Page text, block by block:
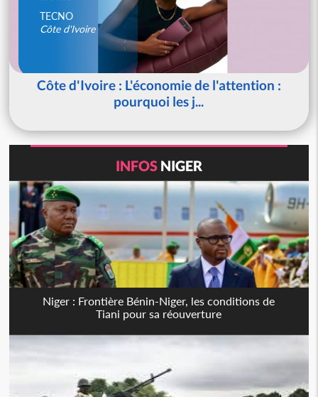
TECNO
Côte d'Ivoire
Côte d'Ivoire : L'économie de l'attention :
pourquoi les j...
INFOS NIGER
Niger : Frontière Bénin-Niger, les conditions de
Tiani pour sa réouverture